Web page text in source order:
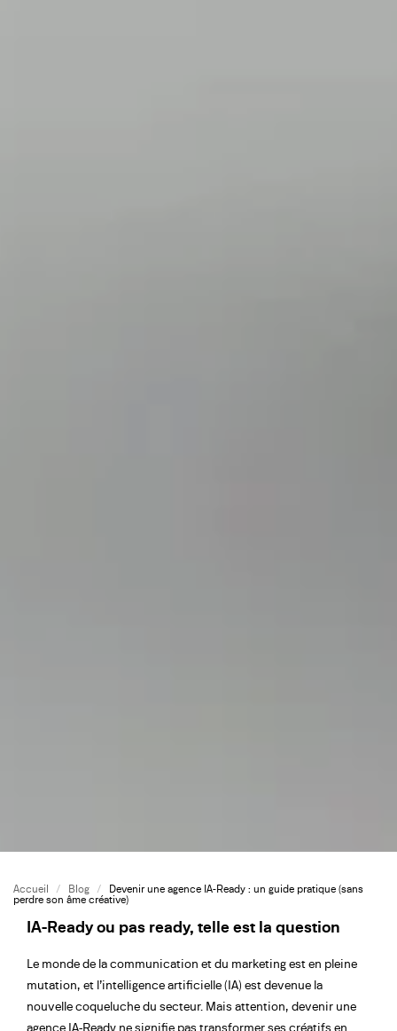
Accueil / Blog / Devenir une agence IA-Ready : un guide pratique (sans
perdre son âme créative)
IA-Ready ou pas ready, telle est la question
Le monde de la communication et du marketing est en pleine
mutation, et l’intelligence artificielle (IA) est devenue la
nouvelle coqueluche du secteur. Mais attention, devenir une
agence IA-Ready ne signifie pas transformer ses créatifs en